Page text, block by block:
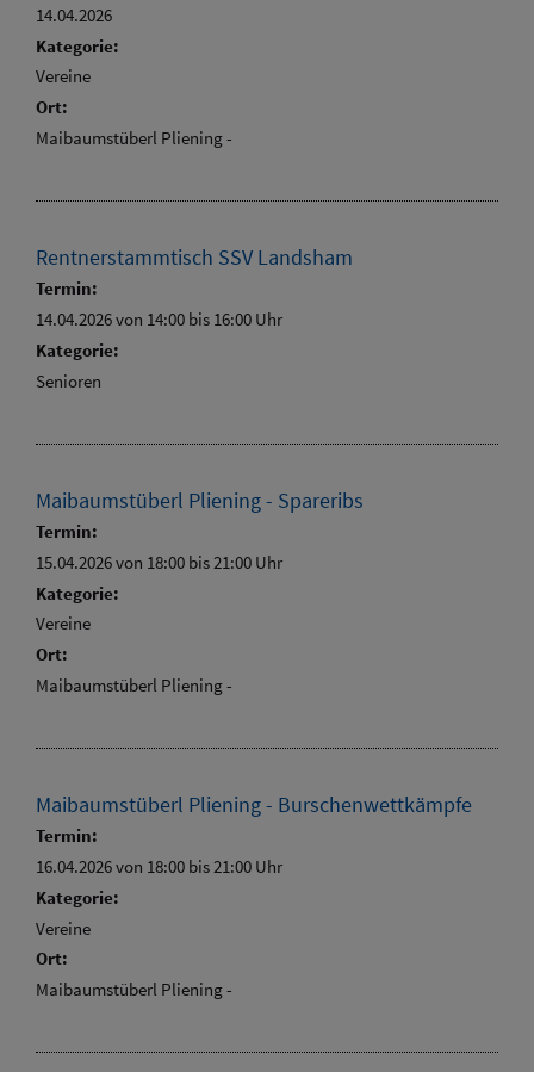
14.04.2026
Kategorie:
Vereine
Ort:
Maibaumstüberl Pliening -
Rentnerstammtisch SSV Landsham
Termin:
14.04.2026 von 14:00 bis 16:00 Uhr
Kategorie:
Senioren
Maibaumstüberl Pliening - Spareribs
Termin:
15.04.2026 von 18:00 bis 21:00 Uhr
Kategorie:
Vereine
Ort:
Maibaumstüberl Pliening -
Maibaumstüberl Pliening - Burschenwettkämpfe
Termin:
16.04.2026 von 18:00 bis 21:00 Uhr
Kategorie:
Vereine
Ort:
Maibaumstüberl Pliening -